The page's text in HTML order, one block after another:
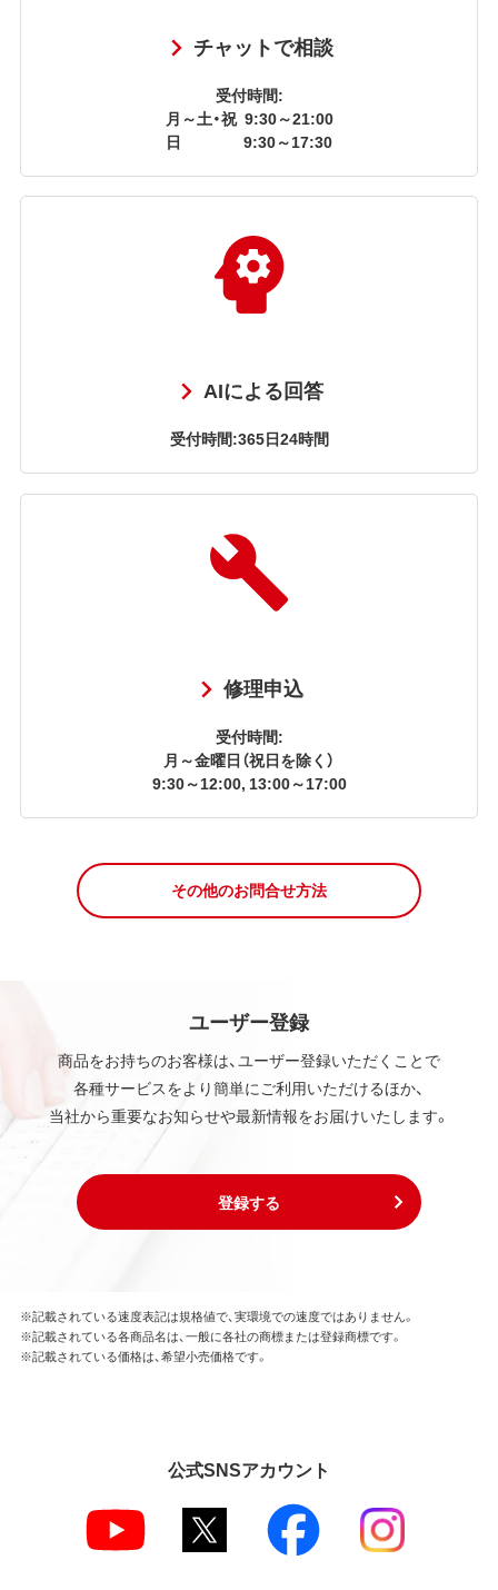
チャットで相談
受付時間:
月～土・祝 9:30～21:00
日
9:30～17:30
AIによる回答
受付時間:365日24時間
修理申込
受付時間:
月～金曜日（祝日を除く）
9:30～12:00, 13:00～17:00
その他のお問合せ方法
ユーザー登録
商品をお持ちのお客様は、ユーザー登録いただくことで
各種サービスをより簡単にご利用いただけるほか、
当社から重要なお知らせや最新情報をお届けいたします。
登録する
※記載されている速度表記は規格値で、実環境での速度ではありません。
※記載されている各商品名は、一般に各社の商標または登録商標です。
※記載されている価格は、希望小売価格です。
公式SNSアカウント